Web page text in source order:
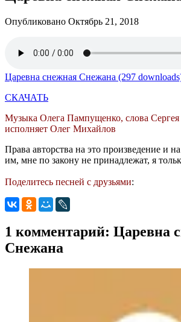
Опубликовано Октябрь 21, 2018
Царевна снежная Снежана (297
СКАЧАТЬ
Музыка Олега Пампущенко, слова Сергея
исполняет Олег Михайлов
Права авторства на это произведение и
им, мне по закону не принадлежат, я
Поделитесь песней с друзьями:
1 комментарий: Царевна
Снежана